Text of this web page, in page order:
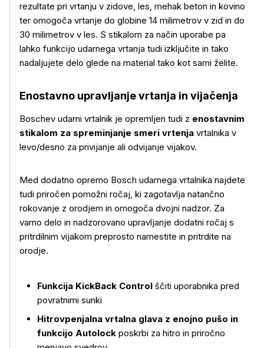
Več o izdelku
rezultate pri vrtanju v zidove, les, mehak beton in kovino
ter omogoča vrtanje do globine 14 milimetrov v zid in do
30 milimetrov v les. S stikalom za način uporabe pa
lahko funkcijo udarnega vrtanja tudi izključite in tako
nadaljujete delo glede na material tako kot sami želite.
Enostavno upravljanje vrtanja in vijačenja
Boschev udarni vrtalnik je opremljen tudi z enostavnim
stikalom za spreminjanje smeri vrtenja vrtalnika v
levo/desno za privijanje ali odvijanje vijakov.
Med dodatno opremo Bosch udarnega vrtalnika najdete
tudi priročen pomožni ročaj, ki zagotavlja natančno
rokovanje z orodjem in omogoča dvojni nadzor. Za
varno delo in nadzorovano upravljanje dodatni ročaj s
pritrdilnim vijakom preprosto namestite in pritrdite na
orodje.
Funkcija KickBack Control ščiti uporabnika pred
povratnimi sunki
Hitrovpenjalna vrtalna glava z enojno pušo in
funkcijo Autolock poskrbi za hitro in priročno